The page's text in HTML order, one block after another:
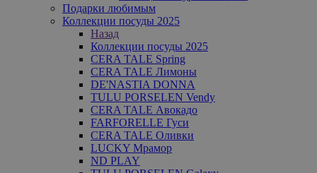
Подарки любимым
Коллекции посуды 2025
Назад
Коллекции посуды 2025
CERA TALE Spring
CERA TALE Лимоны
DE'NASTIA DONNA
TULU PORSELEN Vendy
CERA TALE Авокадо
FARFORELLE Гуси
CERA TALE Оливки
LUCKY Мрамор
ND PLAY